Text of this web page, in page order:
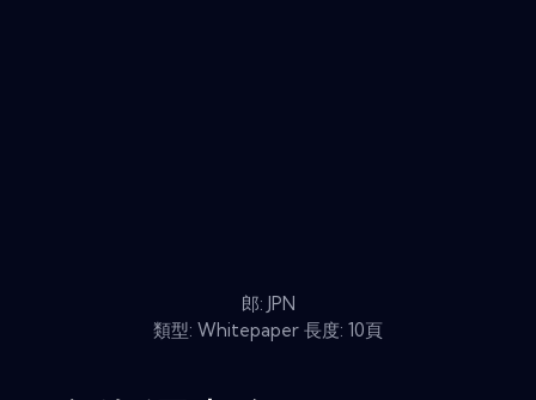
郎: JPN
類型: Whitepaper 長度: 10頁